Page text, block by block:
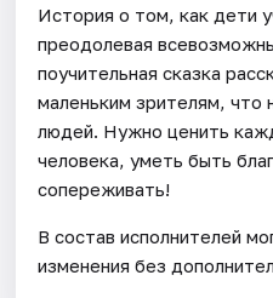
История о том, как дети
преодолевая
поучительная сказка
маленьким зрителям, что
людей. Нужно ценить
человека, уметь быть
сопереживать!
В состав исполнителей
изменения без